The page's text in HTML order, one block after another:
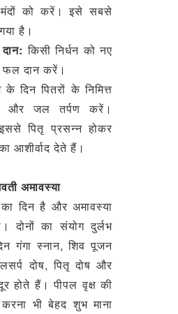
को करें। इसे सबसे
है।
किसी निर्धन को नए
फल दान करें।
दिन पितरों के निमित्त
और जल तर्पण करें।
पितृ प्रसन्न होकर
आशीर्वाद देते हैं।
अमावस्या
का दिन है और अमावस्या
दोनों का संयोग दुर्लभ
गंगा स्नान, शिव पूजन
दोष, पितृ दोष और
होते हैं। पीपल वृक्ष की
भी बेहद शुभ माना